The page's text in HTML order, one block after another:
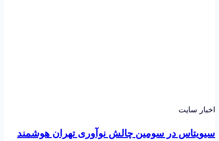
اخبار سایت
سیویتاس در سومین چالش نوآوری تهران هوشمند